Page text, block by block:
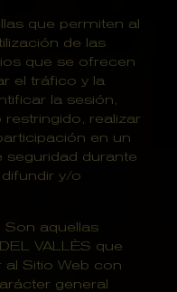
que permiten al
de las
que se ofrecen
el tráfico y la
la sesión,
realizar
en un
seguridad durante
y/o
Son aquellas
VALLÈS que
Sitio Web con
general